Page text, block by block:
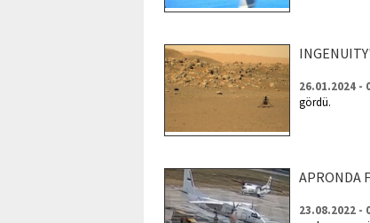
26.01.2024 -
gördü.
APRONDA
23.08.2022 -